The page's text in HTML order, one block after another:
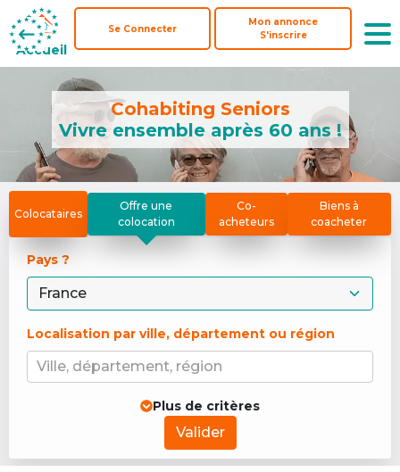
Accueil
Se Connecter
Mon annonce
S'inscrire
Accueil
Se Connecter
Mon annonce
S'inscrire
Cohabiting Seniors
Vivre ensemble après 60 ans !
Colocataires
Offre une
colocation
Co-
acheteurs
Biens à
coacheter
Pays ?
Localisation par ville, département ou région
Ville, département, région
Plus de critères
Valider